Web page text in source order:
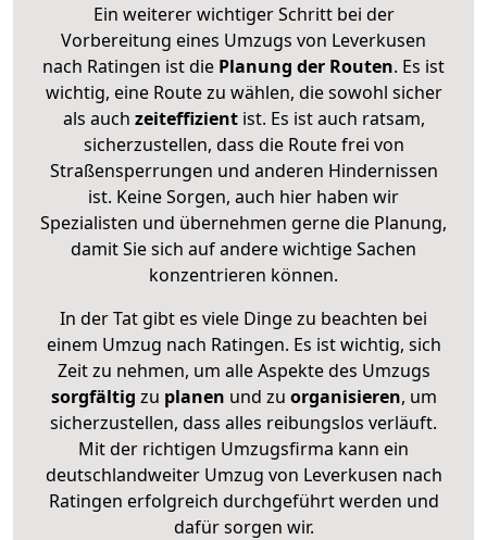
Ein weiterer wichtiger Schritt bei der
Vorbereitung eines Umzugs von Leverkusen
nach Ratingen ist die Planung der Routen. Es ist
wichtig, eine Route zu wählen, die sowohl sicher
als auch zeiteffizientist. Es ist auch ratsam,
sicherzustellen, dass die Route frei von
Straßensperrungen und anderen Hindernissen
ist. Keine Sorgen, auch hier haben wir
Spezialisten und übernehmen gerne die Planung,
damit Sie sich auf andere wichtige Sachen
konzentrieren können.
In der Tat gibt es viele Dinge zu beachten bei
einem Umzug nach Ratingen. Es ist wichtig, sich
Zeit zu nehmen, um alle Aspekte des Umzugs
sorgfältig zu planen und zu organisieren, um
sicherzustellen, dass alles reibungslos verläuft.
Mit der richtigen Umzugsfirma kann ein
deutschlandweiter Umzug von Leverkusen nach
Ratingen erfolgreich durchgeführt werden und
dafür sorgen wir.